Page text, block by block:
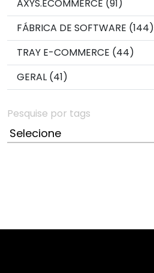
AXYS.ECOMMERCE (91)
FÁBRICA DE SOFTWARE (144)
TRAY E-COMMERCE (44)
GERAL (41)
Pesquise por tags